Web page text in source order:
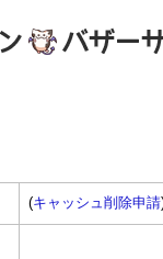
(キャッシュ削除申請